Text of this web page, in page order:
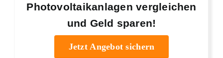
Photovoltaikanlagen vergleichen
und Geld sparen!
Jetzt Angebot sichern